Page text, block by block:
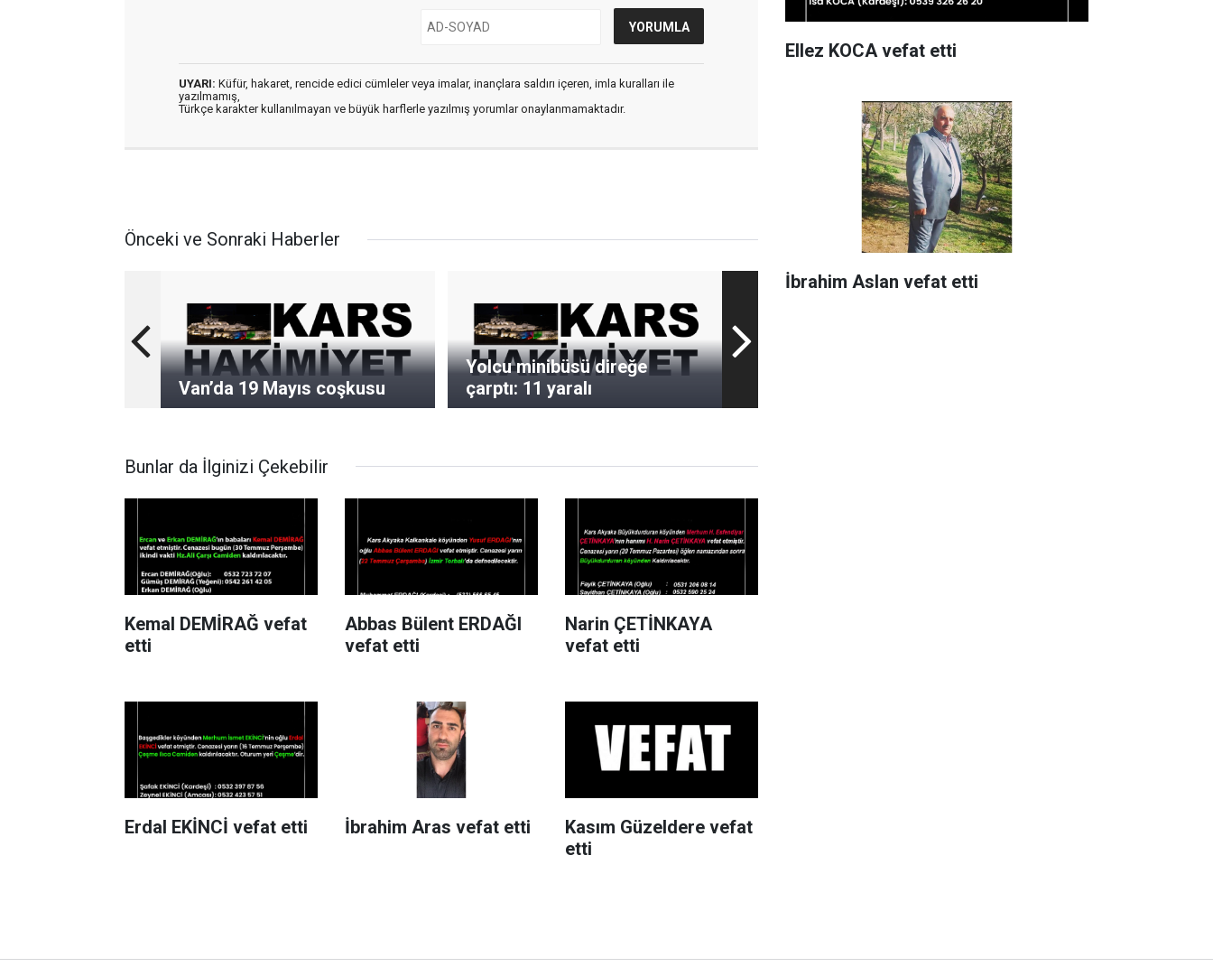
UYARI: Küfür, hakaret, rencide edici cümleler veya imalar, inançlara saldırı içeren, imla kuralları ile
yazılmamış,
Türkçe karakter kullanılmayan ve büyük harflerle yazılmış yorumlar onaylanmamaktadır.
Önceki ve Sonraki Haberler
Van’da 19 Mayıs coşkusu
Yolcu minibüsü direğe
çarptı: 11 yaralı
Bunlar da İlginizi Çekebilir
Kemal DEMİRAĞ vefat
etti
Abbas Bülent ERDAĞI
vefat etti
Narin ÇETİNKAYA
vefat etti
Erdal EKİNCİ vefat etti İbrahim Aras vefat etti
Kasım Güzeldere vefat
etti
Ellez KOCA vefat etti
İbrahim Aslan vefat etti